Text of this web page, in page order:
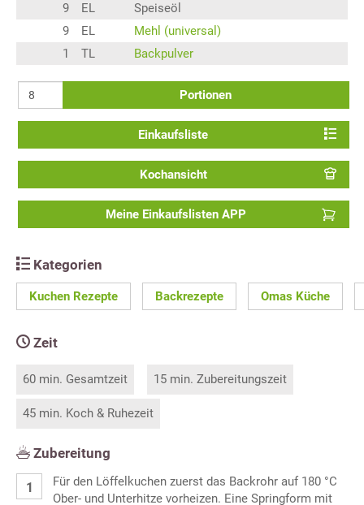
9
EL
Speiseöl
9
EL
Mehl (universal)
1
TL Backpulver
Portionen
Einkaufsliste
Kochansicht
Meine Einkaufslisten APP
Kategorien
Kuchen Rezepte Backrezepte Omas Küche
Zeit
60 min. Gesamtzeit 15 min. Zubereitungszeit
45 min. Koch & Ruhezeit
Zubereitung
Für den Löffelkuchen zuerst das Backrohr auf 180 °C
Ober- und Unterhitze vorheizen. Eine Springform mit